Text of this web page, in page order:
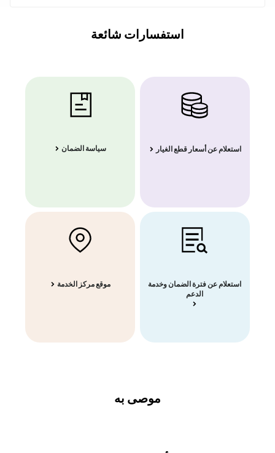
استفسارات شائعة
استعلام عن أسعار قطع الغيار سياسة الضمان
موقع مركز الخدمة
استعلام عن فترة الضمان وخدمة
الدعم
موصى به